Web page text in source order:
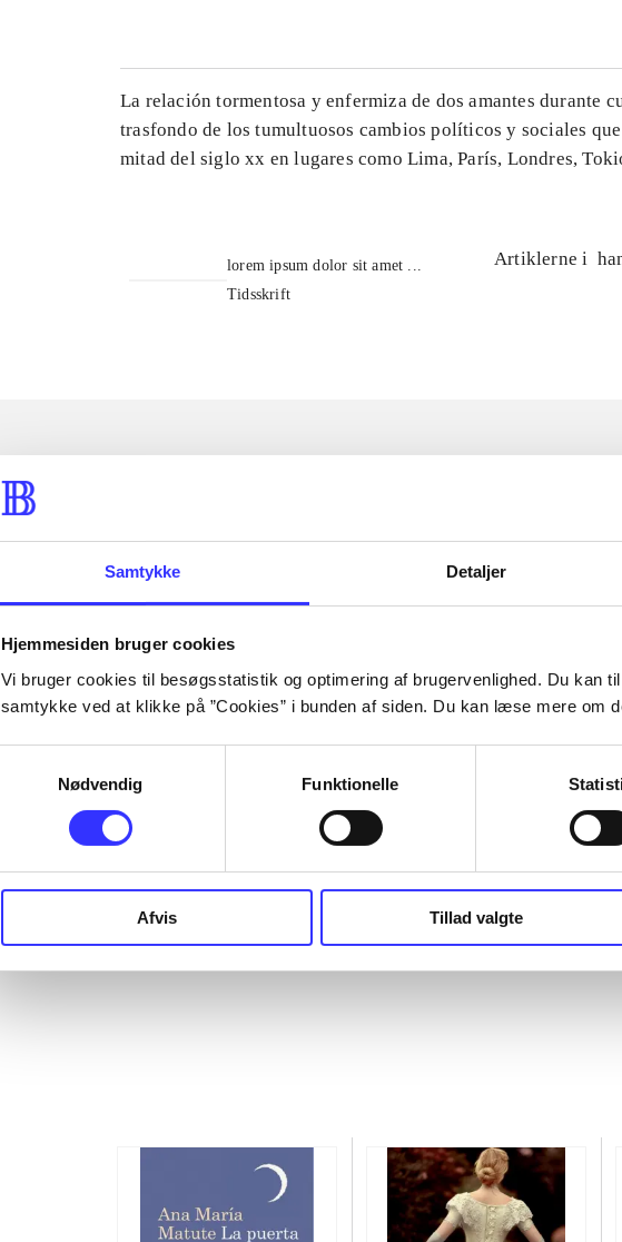
Samtykke Detaljer
Hjemmesiden bruger cookies
Vi bruger cookies til besøgsstatistik og optimering af brugervenlighed. Du kan
samtykke ved at klikke på ”Cookies” i bunden af siden. Du kan læse mere om
Nødvendig
Funktionelle
Afvis Tillad valgte
La relación tormentosa y enfermiza de dos amantes durante
trasfondo de los tumultuosos cambios políticos y sociales
mitad del siglo xx en lugares como Lima, París, Londres,
lorem ipsum dolor sit amet ...
Tidsskrift
Artiklerne i
...
...